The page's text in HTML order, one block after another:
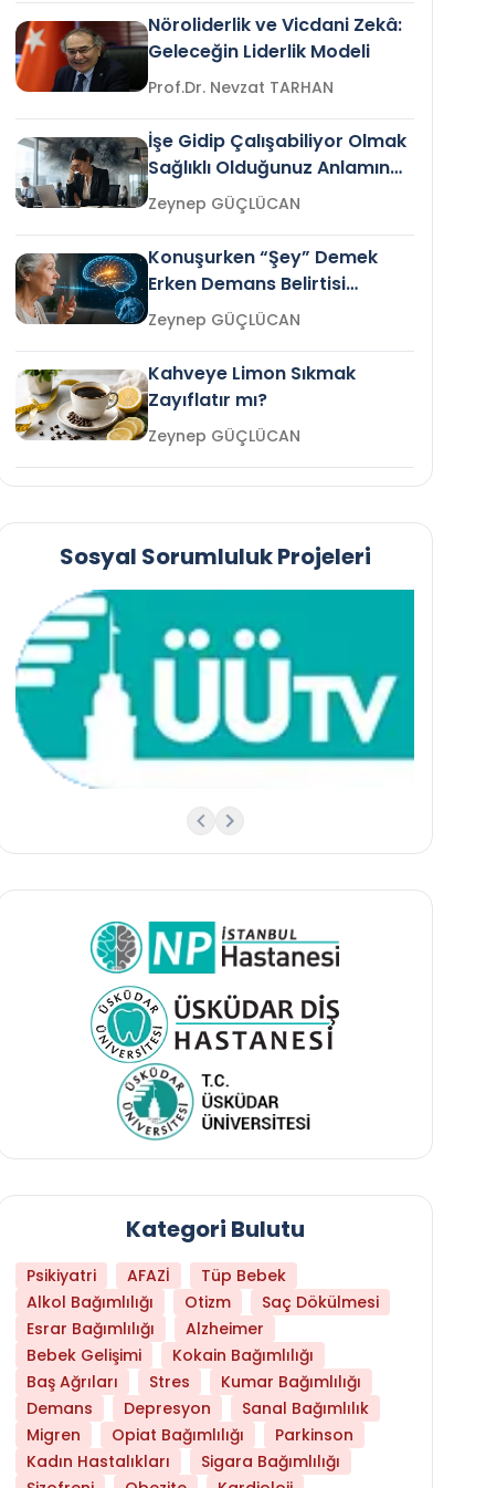
Hangi Yaşta Hangi Testi Yaptırmanız
Nöroliderlik ve Vicdani Zekâ:
Geleceğin Liderlik Modeli
Prof.Dr. Nevzat TARHAN
İşe Gidip Çalışabiliyor Olmak
Sağlıklı Olduğunuz Anlamına
Gelir mi?Zeynep GÜÇLÜCAN
Konuşurken “Şey” Demek
Erken Demans Belirtisi
Olabilir mi?Zeynep GÜÇLÜCAN
Kahveye Limon Sıkmak
Zayıflatır mı?
Zeynep GÜÇLÜCAN
Sosyal Sorumluluk Projeleri
Kategori Bulutu
Psikiyatri AFAZİ
Tüp Bebek
Alkol Bağımlılığı
Otizm
Saç Dökülmesi
Esrar Bağımlılığı
Alzheimer
Bebek Gelişimi
Kokain Bağımlılığı
Baş Ağrıları
Stres
Kumar Bağımlılığı
Demans
Depresyon
Sanal Bağımlılık
Migren
Opiat Bağımlılığı
Parkinson
Kadın Hastalıkları
Sigara Bağımlılığı